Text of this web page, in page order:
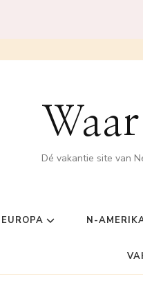
Dé vakantie site van
EUROPA N-